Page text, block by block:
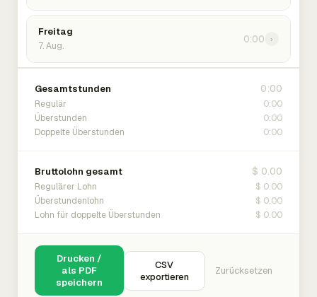
Freitag
7. Aug.
0:00 ›
Gesamtstunden 0:00
Regulär 0:00
Überstunden 0:00
Doppelte Überstunden 0:00
Bruttolohn gesamt $ 0.00
Regulärer Lohn $ 0.00
Überstundenlohn $ 0.00
Lohn für doppelte Überstunden $ 0.00
Drucken /
als PDF
speichern
CSV
exportieren
Zurücksetzen